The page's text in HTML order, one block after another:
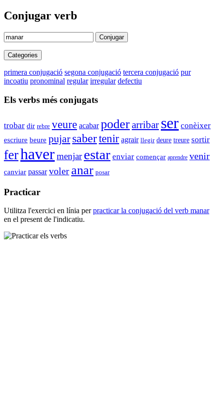
Conjugar verb
Conjugar
Categories
primera conjugació segona conjugació tercera conjugació pur
incoatiu pronominal regular irregular defectiu
Els verbs més conjugats
trobar dir rebre veure acabar poderarribar ser conèixer
escriure beure pujar sabertenir agrair llegir deure treure sortir
ferhavermenjar estar enviar començar aprendre venir
canviar passar voler anar posar
Practicar
Utilitza l'exercici en línia perpracticar la conjugació del verb manar
en el present de l'indicatiu.